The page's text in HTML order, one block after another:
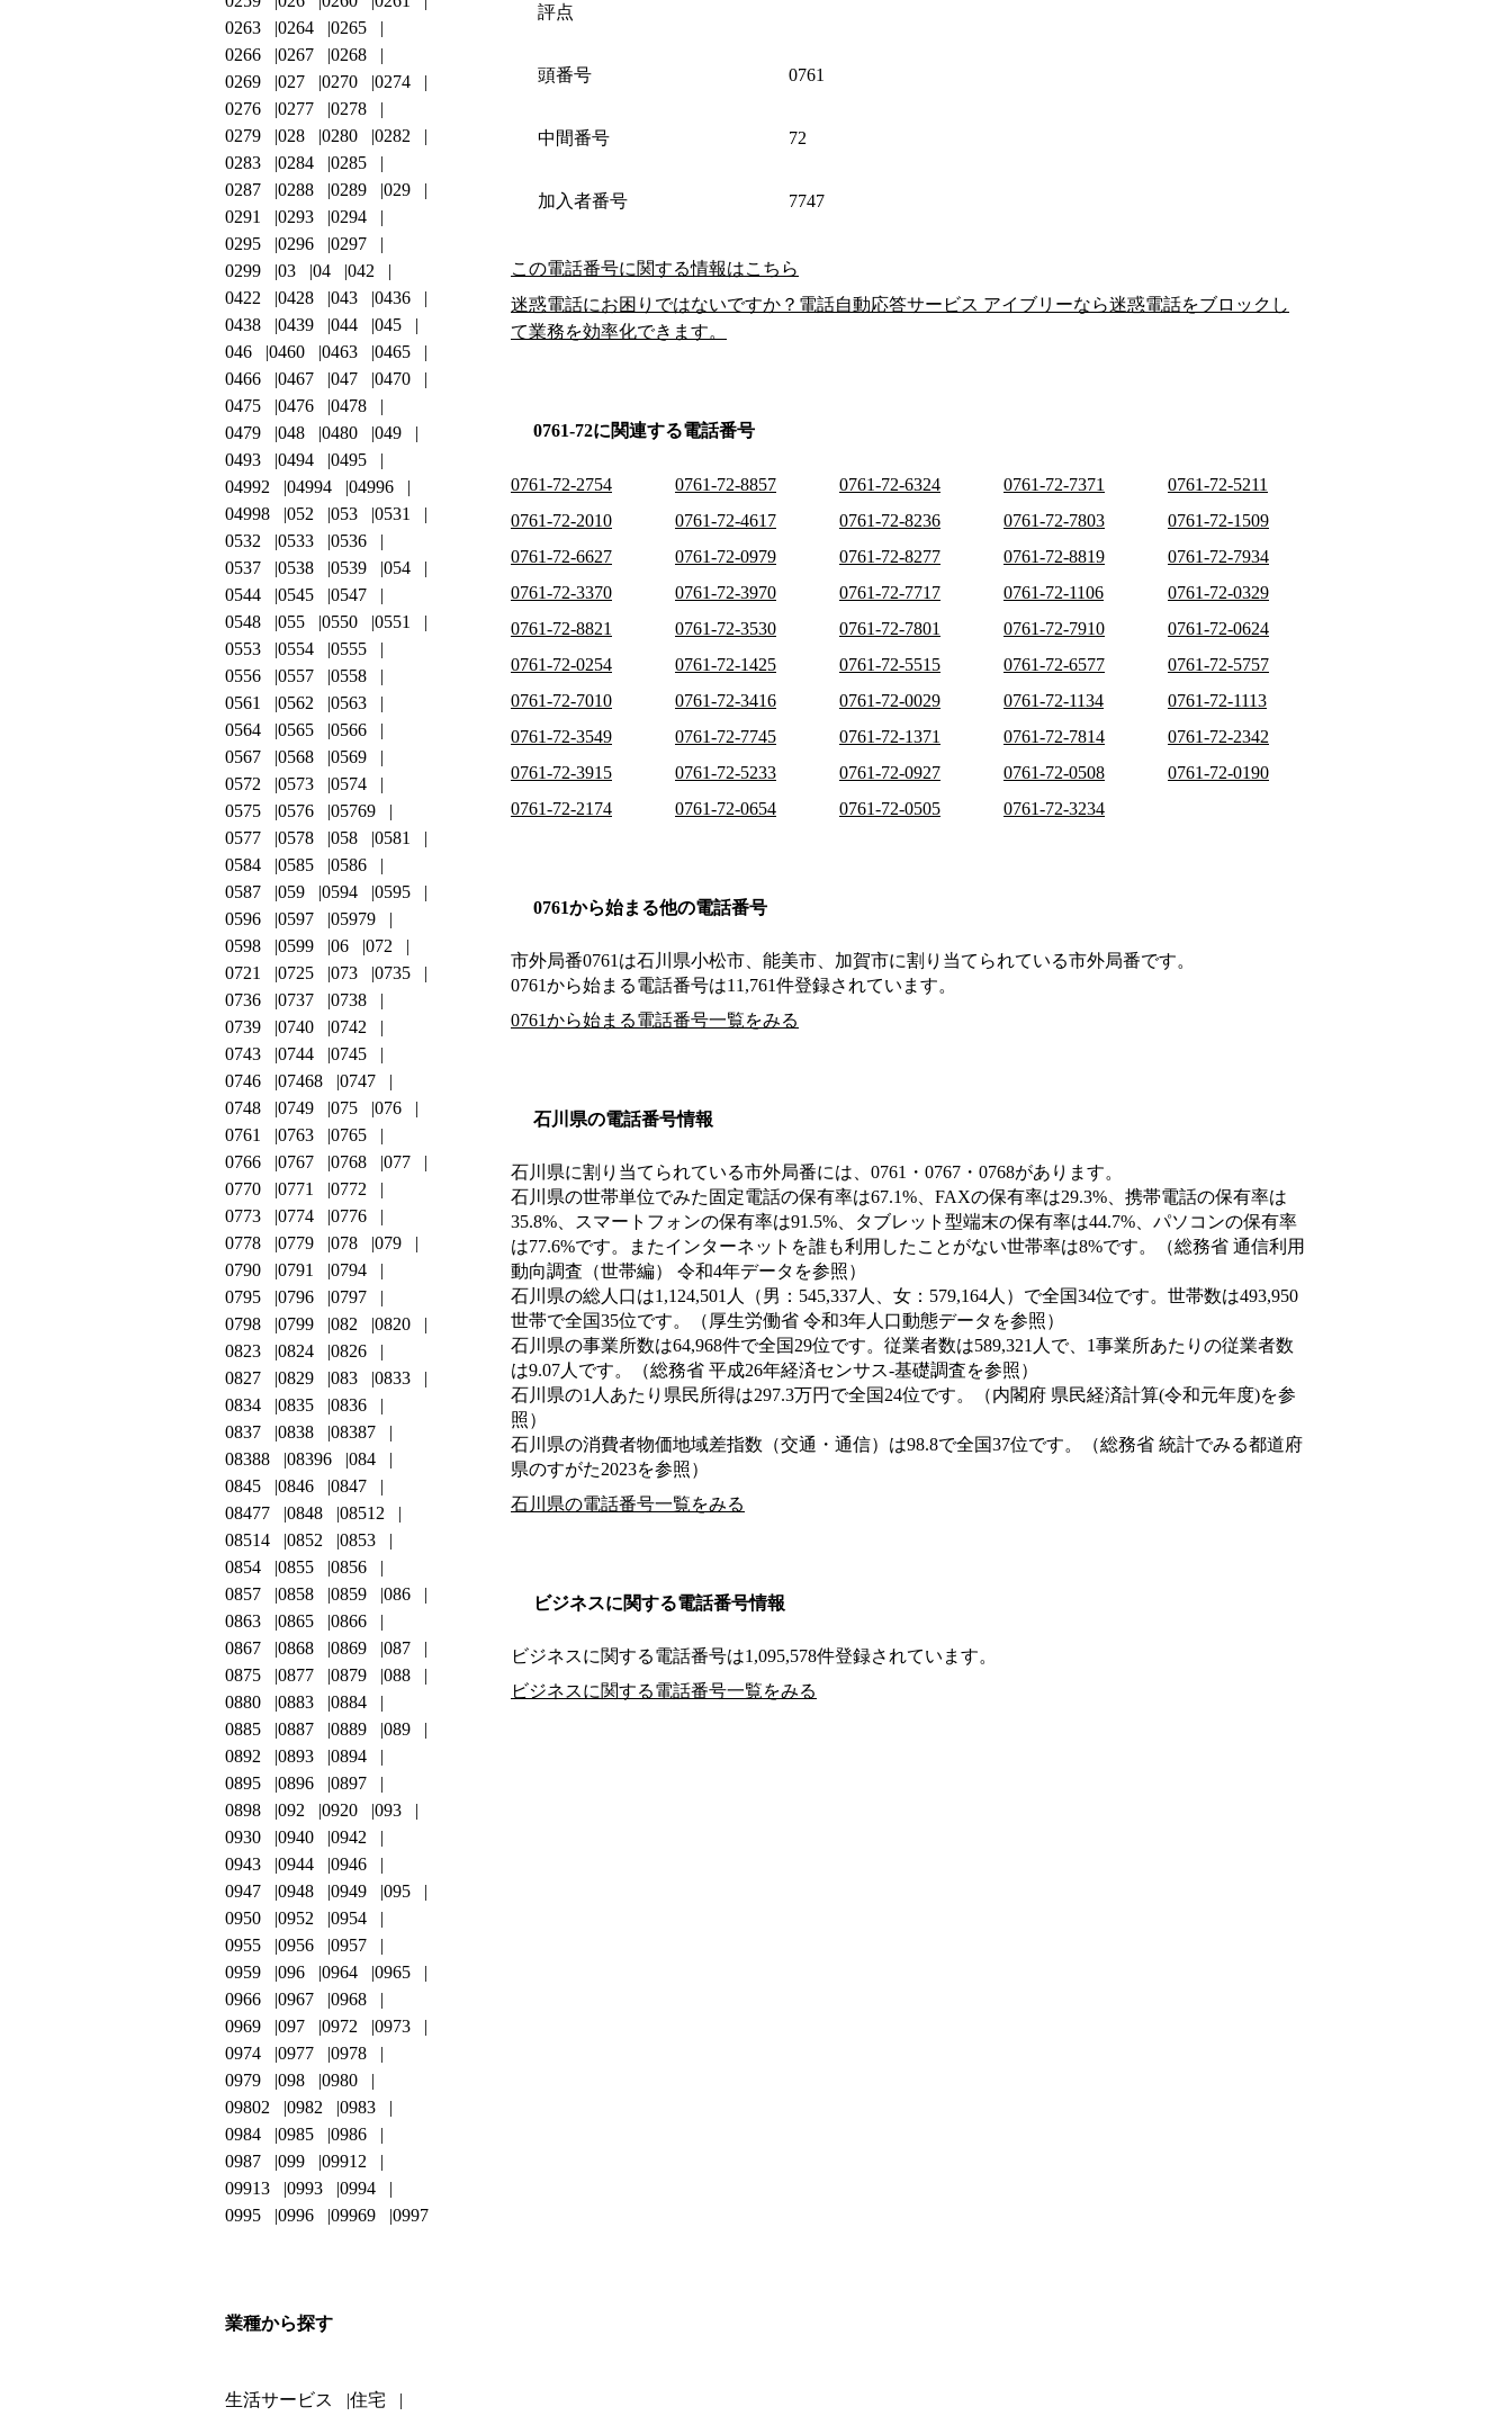
評点
頭番号 0761
中間番号 72
加入者番号 7747
この電話番号に関する情報はこちら
迷惑電話にお困りではないですか？電話自動応答サービス アイブリーなら迷惑電話をブロックし
て業務を効率化できます。
0761-72に関連する電話番号
0761-72-2754 0761-72-8857 0761-72-6324 0761-72-7371
0761-72-5211
0761-72-2010
0761-72-4617 0761-72-8236 0761-72-7803
0761-72-1509
0761-72-6627
0761-72-0979 0761-72-8277 0761-72-8819
0761-72-7934
0761-72-3370
0761-72-3970 0761-72-7717 0761-72-1106
0761-72-0329
0761-72-8821
0761-72-3530 0761-72-7801 0761-72-7910
0761-72-0624
0761-72-0254
0761-72-1425 0761-72-5515 0761-72-6577
0761-72-5757
0761-72-7010
0761-72-3416 0761-72-0029 0761-72-1134
0761-72-1113
0761-72-3549
0761-72-7745 0761-72-1371 0761-72-7814
0761-72-2342
0761-72-3915
0761-72-5233 0761-72-0927 0761-72-0508
0761-72-0190
0761-72-2174
0761-72-0654 0761-72-0505 0761-72-3234
0761から始まる他の電話番号
市外局番0761 は石川県小松市、能美市、加賀市に割り当てられている市外局番です。
0761から始まる電話番号は11,761件登録されています。
0761から始まる電話番号一覧をみる
石川県の電話番号情報
石川県に割り当てられている市外局番には、0761・0767・0768があります。
石川県の世帯単位でみた固定電話の保有率は67.1%、FAXの保有率は29.3%、携帯電話の保有率は
35.8%、スマートフォンの保有率は91.5%、タブレット型端末の保有率は44.7%、パソコンの保有率
は77.6%です。またインターネットを誰も利用したことがない世帯率は8%です。（総務省 通信利用
動向調査（世帯編） 令和4年データを参照）
石川県の総人口は1,124,501人（男：545,337人、女：579,164人）で全国34位です。世帯数は493,950
世帯で全国35位です。（厚生労働省 令和3年人口動態データを参照）
石川県の事業所数は64,968件で全国29位です。従業者数は589,321人で、1事業所あたりの従業者数
は9.07人です。（総務省 平成26年経済センサス‐基礎調査を参照）
石川県の1人あたり県民所得は297.3万円で全国24位です。（内閣府 県民経済計算(令和元年度)を参
照）
石川県の消費者物価地域差指数（交通・通信）は98.8で全国37位です。（総務省 統計でみる都道府
県のすがた2023を参照）
石川県の電話番号一覧をみる
ビジネスに関する電話番号情報
ビジネスに関する電話番号は1,095,578件登録されています。
ビジネスに関する電話番号一覧をみる
0263
0264
0265
0266
0267
0268
0269
027 0270
0274
0276
0277
0278
0279
028 0280
0282
0283
0284
0285
0287
0288 0289
029
0291
0293
0294
0295
0296
0297
0299
03 04
042
0422
0428 043
0436
0438
0439 044
045
046
0460 0463
0465
0466
0467 047
0470
0475
0476
0478
0479
048 0480
049
0493
0494
0495
04992
04994
04996
04998
052 053
0531
0532
0533
0536
0537
0538 0539
054
0544
0545
0547
0548
055 0550
0551
0553
0554
0555
0556
0557
0558
0561
0562
0563
0564
0565
0566
0567
0568
0569
0572
0573
0574
0575
0576
05769
0577
0578 058
0581
0584
0585
0586
0587
059 0594
0595
0596
0597
05979
0598
0599 06
072
0721
0725 073
0735
0736
0737
0738
0739
0740
0742
0743
0744
0745
0746
07468
0747
0748
0749 075
076
0761
0763
0765
0766
0767 0768
077
0770
0771
0772
0773
0774
0776
0778
0779 078
079
0790
0791
0794
0795
0796
0797
0798
0799 082
0820
0823
0824
0826
0827
0829 083
0833
0834
0835
0836
0837
0838
08387
08388
08396
084
0845
0846
0847
08477
0848
08512
08514
0852
0853
0854
0855
0856
0857
0858 0859
086
0863
0865
0866
0867
0868 0869
087
0875
0877 0879
088
0880
0883
0884
0885
0887 0889
089
0892
0893
0894
0895
0896
0897
0898
092 0920
093
0930
0940
0942
0943
0944
0946
0947
0948 0949
095
0950
0952
0954
0955
0956
0957
0959
096 0964
0965
0966
0967
0968
0969
097 0972
0973
0974
0977
0978
0979
098
0980
09802
0982
0983
0984
0985
0986
0987
099
09912
09913
0993
0994
0995
0996 09969 0997
業種から探す
生活サービス 住宅